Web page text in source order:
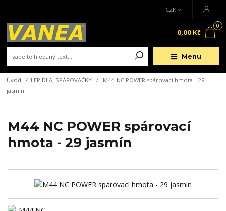
Menu
CZK
0
0,00 Kč
Úvod LEPIDLA, SPÁROVAČKY
M44 NC POWER spárovací hmota - 29
jasmín
M44 NC POWER spárovací
hmota - 29 jasmín